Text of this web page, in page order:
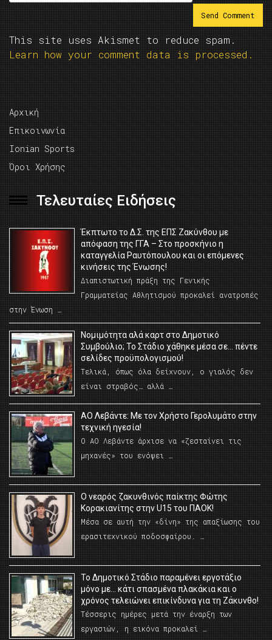
This site uses Akismet to reduce spam.
Learn how your comment data is processed.
Αρχική
Επικοινωνία
Ionian Sports
Όροι Χρήσης
Τελευταίες Ειδήσεις
Έκπτωτο το Δ.Σ. της ΕΠΣ Ζακύνθου με
απόφαση της ΓΓΑ – Στο προσκήνιο η
καταγγελία Ραυτόπουλου και οι επόμενες
κινήσεις της Ένωσης!
Διαπιστωτική πράξη της Γενικής
Γραμματείας Αθλητισμού προκαλεί ανατροπές
στην Ένωση …
Νομιμότητα αλά καρτ στο Δημοτικό
Συμβούλιο; Το Στάδιο χάθηκε μέσα σε… πέντε
σελίδες προϋπολογισμού!
Τελικά, όπως όλα δείχνουν, ο γιαλός δεν
είναι στραβός… αλλά …
ΑΟ Λεβάντε: Με τον Χρήστο Γερολυμάτο στην
τεχνική ηγεσία!
Ο ΑΟ Λεβάντε άρχισε να «ζεσταίνει τις
μηχανές» του ενόψει …
O νεαρός ζακυνθινός παίκτης Φώτης
Κορακιανίτης στην U15 του ΠΑΟΚ!
Μέσα σε αυτή την «δίνη» της απαξίωσης του
ερασιτεχνικού ποδοσφαίρου. …
Το Δημοτικό Στάδιο παραμένει εργοτάξιο
μόνο με… κάτι σπασμένα πλακάκια και ο
χρόνος τελειώνει επικίνδυνα για τη Ζάκυνθο!
Τέσσερις ημέρες μετά την έναρξη των
εργασιών, η εικόνα προκαλεί …